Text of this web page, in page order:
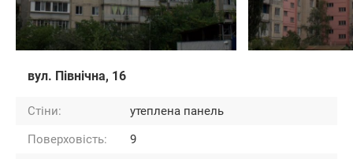
вул. Північна, 16
Стіни:
утеплена панель
Поверховість:
9